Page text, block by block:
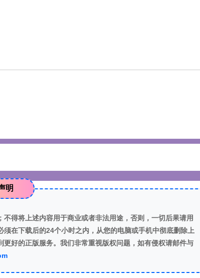
明
得将上述内容用于商业或者非法用途，否则，一切后果请用
在下载后的24个小时之内，从您的电脑或手机中彻底删除上
好的正版服务。我们非常重视版权问题，如有侵权请邮件与